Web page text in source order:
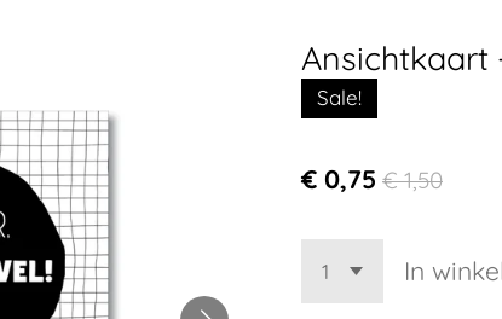
Ansichtkaart
Sale!
€ 0,75 € 1,50
In